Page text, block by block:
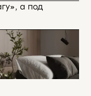
а под